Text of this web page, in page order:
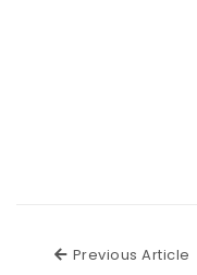
Previous Article